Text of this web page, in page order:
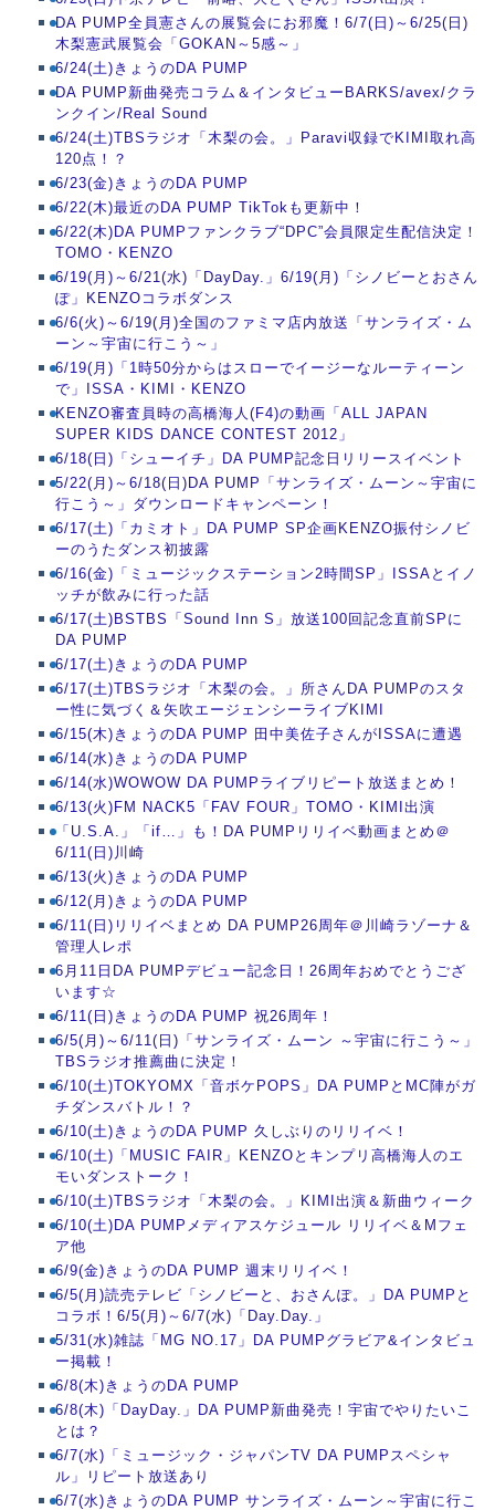
DA PUMP全員憲さんの展覧会にお邪魔！6/7(日)～6/25(日)
木梨憲武展覧会「GOKAN～5感～」
6/24(土)きょうのDA PUMP
DA PUMP新曲発売コラム＆インタビューBARKS/avex/クラ
ンクイン/Real Sound
6/24(土)TBSラジオ「木梨の会。」Paravi収録でKIMI取れ高
120点！？
6/23(金)きょうのDA PUMP
6/22(木)最近のDA PUMP TikTokも更新中！
6/22(木)DA PUMPファンクラブ“DPC”会員限定生配信決定！
TOMO・KENZO
6/19(月)～6/21(水)「DayDay.」6/19(月)「シノビーとおさん
ぽ」KENZOコラボダンス
6/6(火)～6/19(月)全国のファミマ店内放送「サンライズ・ム
ーン～宇宙に行こう～」
6/19(月)「1時50分からはスローでイージーなルーティーン
で」ISSA・KIMI・KENZO
KENZO審査員時の高橋海人(F4)の動画「ALL JAPAN
SUPER KIDS DANCE CONTEST 2012」
6/18(日)「シューイチ」DA PUMP記念日リリースイベント
5/22(月)～6/18(日)DA PUMP「サンライズ・ムーン～宇宙に
行こう～」ダウンロードキャンペーン！
6/17(土)「カミオト」DA PUMP SP企画KENZO振付シノビ
ーのうたダンス初披露
6/16(金)「ミュージックステーション2時間SP」ISSAとイノ
ッチが飲みに行った話
6/17(土)BSTBS「Sound Inn S」放送100回記念直前SPに
DA PUMP
6/17(土)きょうのDA PUMP
6/17(土)TBSラジオ「木梨の会。」所さんDA PUMPのスタ
ー性に気づく＆矢吹エージェンシーライブKIMI
6/15(木)きょうのDA PUMP 田中美佐子さんがISSAに遭遇
6/14(水)きょうのDA PUMP
6/14(水)WOWOW DA PUMPライブリピート放送まとめ！
6/13(火)FM NACK5「FAV FOUR」TOMO・KIMI出演
「U.S.A.」「if…」も！DA PUMPリリイベ動画まとめ＠
6/11(日)川崎
6/13(火)きょうのDA PUMP
6/12(月)きょうのDA PUMP
6/11(日)リリイベまとめ DA PUMP26周年＠川崎ラゾーナ＆
管理人レポ
6月11日DA PUMPデビュー記念日！26周年おめでとうござ
います☆
6/11(日)きょうのDA PUMP 祝26周年！
6/5(月)～6/11(日)「サンライズ・ムーン ～宇宙に行こう～」
TBSラジオ推薦曲に決定！
6/10(土)TOKYOMX「音ボケPOPS」DA PUMPとMC陣がガ
チダンスバトル！？
6/10(土)きょうのDA PUMP 久しぶりのリリイベ！
6/10(土)「MUSIC FAIR」KENZOとキンプリ高橋海人のエ
モいダンストーク！
6/10(土)TBSラジオ「木梨の会。」KIMI出演＆新曲ウィーク
6/10(土)DA PUMPメディアスケジュール リリイベ＆Mフェ
ア他
6/9(金)きょうのDA PUMP 週末リリイベ！
6/5(月)読売テレビ「シノビーと、おさんぽ。」DA PUMPと
コラボ！6/5(月)～6/7(水)「Day.Day.」
5/31(水)雑誌「MG NO.17」DA PUMPグラビア&インタビュ
ー掲載！
6/8(木)きょうのDA PUMP
6/8(木)「DayDay.」DA PUMP新曲発売！宇宙でやりたいこ
とは？
6/7(水)「ミュージック・ジャパンTV DA PUMPスペシャ
ル」リピート放送あり
6/7(水)きょうのDA PUMP サンライズ・ムーン～宇宙に行こ